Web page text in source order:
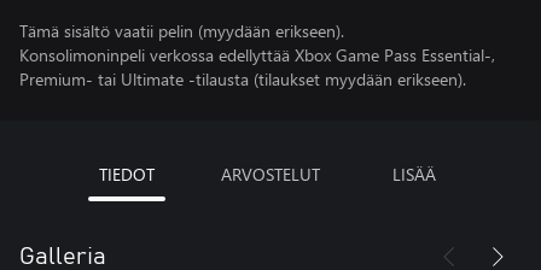
Tämä sisältö vaatii pelin (myydään erikseen).
Konsolimoninpeli verkossa edellyttää Xbox Game Pass Essential-,
Premium- tai Ultimate -tilausta (tilaukset myydään erikseen).
TIEDOT ARVOSTELUT LISÄÄ
Galleria